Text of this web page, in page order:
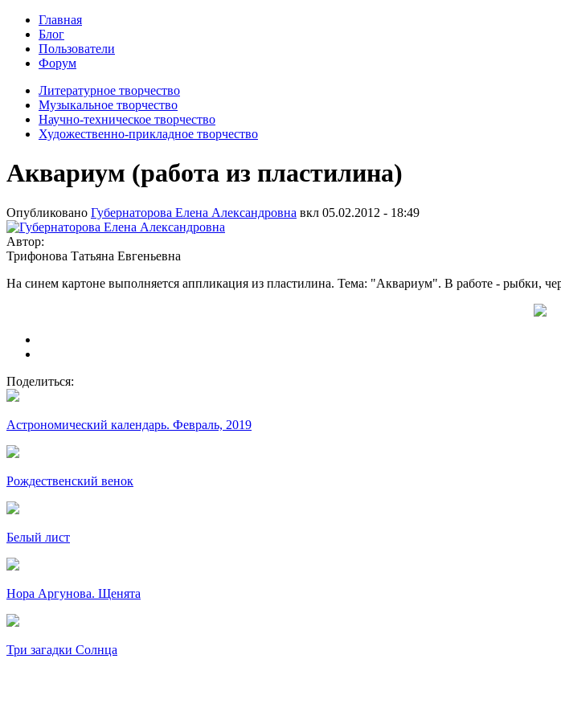
Главная
Блог
Пользователи
Форум
Литературное творчество
Музыкальное творчество
Научно-техническое творчество
Художественно-прикладное творчество
Аквариум (работа из пластилина)
Опубликовано Губернаторова Елена Александровна вкл 05.02.2012 - 18:49
Автор:
Трифонова Татьяна Евгеньевна
На синем картоне выполняется аппликация из пластилина. Тема: "Аквариум". В работе - рыбки,
Поделиться:
Астрономический календарь. Февраль, 2019
Рождественский венок
Белый лист
Нора Аргунова. Щенята
Три загадки Солнца